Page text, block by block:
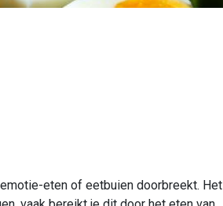
eten of eetbuien doorbreekt. Het